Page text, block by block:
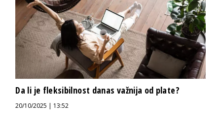
Da li je fleksibilnost danas važnija od plate?
20/10/2025 | 13:52